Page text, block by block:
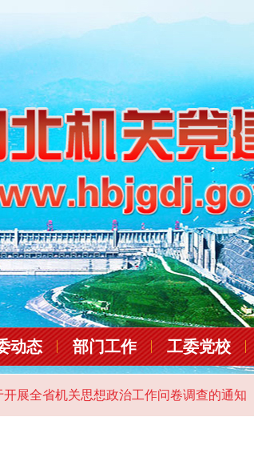
动态 部门工作 工委党校
全省机关思想政治工作问卷调查的通知